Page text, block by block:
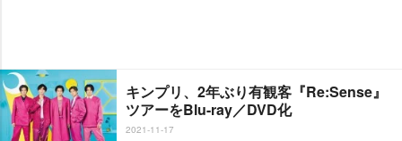
キンプリ、2年ぶり有観客『Re:Sense』
ツアーをBlu-ray／DVD化
2021-11-17